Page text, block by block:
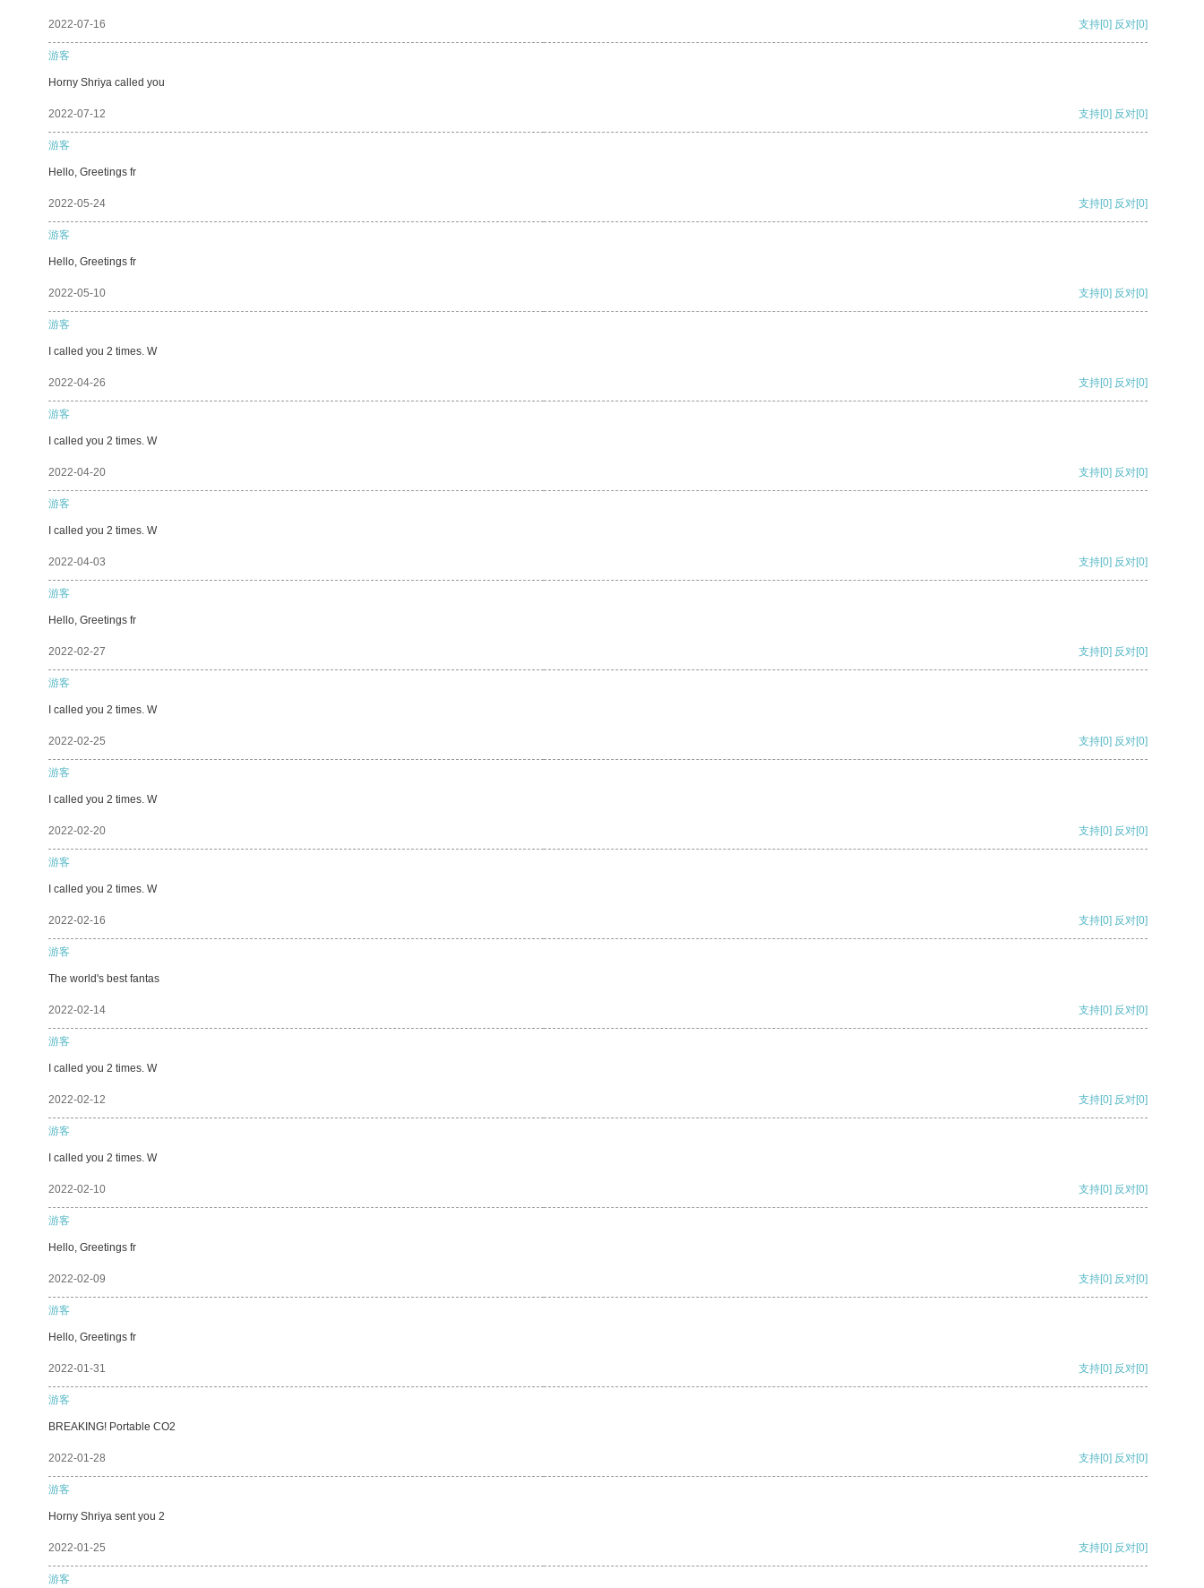
2022-07-16 支持[0] 反对[0]
游客
Horny Shriya called you
2022-07-12 支持[0] 反对[0]
游客
Hello, Greetings fr
2022-05-24 支持[0] 反对[0]
游客
Hello, Greetings fr
2022-05-10 支持[0] 反对[0]
游客
I called you 2 times. W
2022-04-26 支持[0] 反对[0]
游客
I called you 2 times. W
2022-04-20 支持[0] 反对[0]
游客
I called you 2 times. W
2022-04-03 支持[0] 反对[0]
游客
Hello, Greetings fr
2022-02-27 支持[0] 反对[0]
游客
I called you 2 times. W
2022-02-25 支持[0] 反对[0]
游客
I called you 2 times. W
2022-02-20 支持[0] 反对[0]
游客
I called you 2 times. W
2022-02-16 支持[0] 反对[0]
游客
The world's best fantas
2022-02-14 支持[0] 反对[0]
游客
I called you 2 times. W
2022-02-12 支持[0] 反对[0]
游客
I called you 2 times. W
2022-02-10 支持[0] 反对[0]
游客
Hello, Greetings fr
2022-02-09 支持[0] 反对[0]
游客
Hello, Greetings fr
2022-01-31 支持[0] 反对[0]
游客
BREAKING! Portable CO2
2022-01-28 支持[0] 反对[0]
游客
Horny Shriya sent you 2
2022-01-25 支持[0] 反对[0]
游客